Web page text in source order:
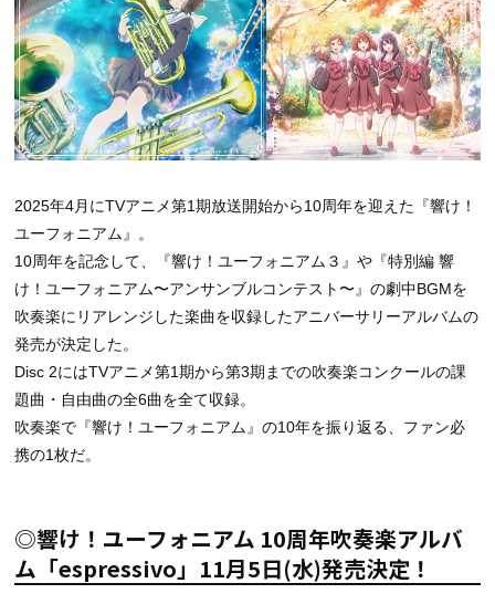
2025年4月にTVアニメ第1期放送開始から10周年を迎えた『響け！
ユーフォニアム』。
10周年を記念して、『響け！ユーフォニアム３』や『特別編 響
け！ユーフォニアム〜アンサンブルコンテスト〜』の劇中BGMを
吹奏楽にリアレンジした楽曲を収録したアニバーサリーアルバムの
発売が決定した。
Disc 2にはTVアニメ第1期から第3期までの吹奏楽コンクールの課
題曲・自由曲の全6曲を全て収録。
吹奏楽で『響け！ユーフォニアム』の10年を振り返る、ファン必
携の1枚だ。
◎響け！ユーフォニアム 10周年吹奏楽アルバ
ム「espressivo」11月5日(水)発売決定！